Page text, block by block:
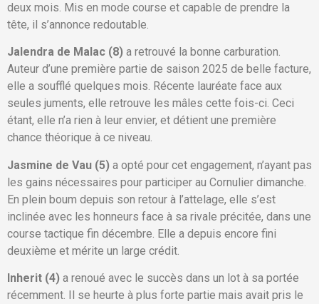
deux mois. Mis en mode course et capable de prendre la
tête, il s’annonce redoutable.
Jalendra de Malac (8) a retrouvé la bonne carburation.
Auteur d’une première partie de saison 2025 de belle facture,
elle a soufflé quelques mois. Récente lauréate face aux
seules juments, elle retrouve les mâles cette fois-ci. Ceci
étant, elle n’a rien à leur envier, et détient une première
chance théorique à ce niveau.
Jasmine de Vau (5) a opté pour cet engagement, n’ayant pas
les gains nécessaires pour participer au Cornulier dimanche.
En plein boum depuis son retour à l’attelage, elle s’est
inclinée avec les honneurs face à sa rivale précitée, dans une
course tactique fin décembre. Elle a depuis encore fini
deuxième et mérite un large crédit.
Inherit (4) a renoué avec le succès dans un lot à sa portée
récemment. Il se heurte à plus forte partie mais avait pris le